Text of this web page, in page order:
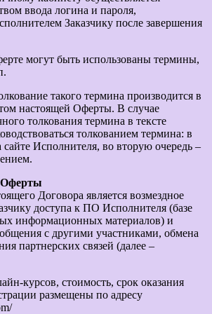
ввода логина и пароля,
Заказчику после завершения
могут быть использованы термины,
такого термина производится в
настоящей Оферты. В случае
толкования термина в тексте
толкованием термина: в
сайте Исполнителя, во вторую очередь –
Оферты
Договора является возмездное
доступа к ПО Исполнителя (базе
информационных материалов) и
с другими участниками, обмена
партнерских связей (далее –
курсов, стоимость, срок оказания
размещены по адресу